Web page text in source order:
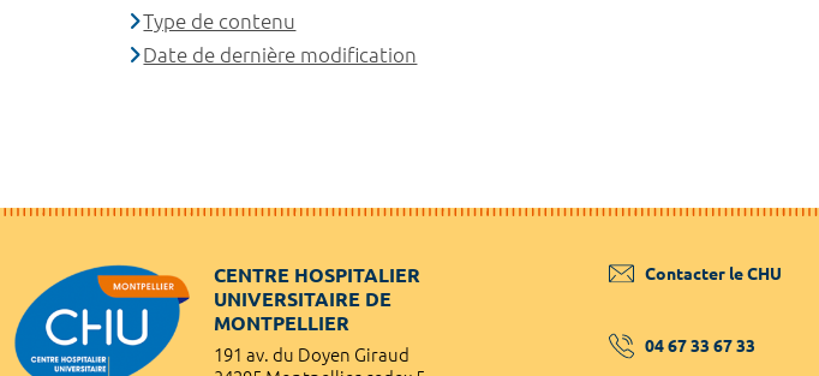
Type de contenu
Date de dernière modification
CENTRE HOSPITALIER
UNIVERSITAIRE DE
MONTPELLIER
191 av. du Doyen Giraud
Contacter le CHU
04 67 33 67 33